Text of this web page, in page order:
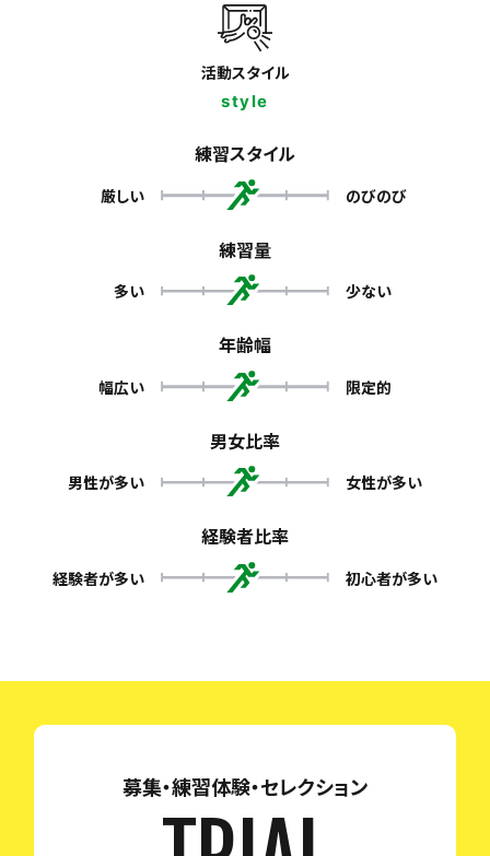
活動スタイル
style
練習スタイル
厳しい のびのび
練習量
多い 少ない
年齢幅
幅広い 限定的
男女比率
男性が多い 女性が多い
経験者比率
経験者が多い 初心者が多い
募集・練習体験・セレクション